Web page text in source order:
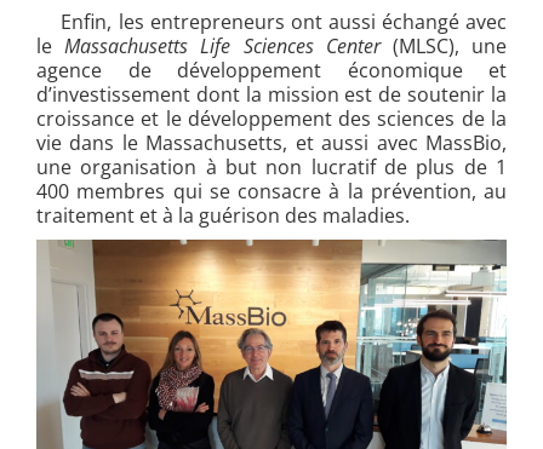
Enfin, les entrepreneurs ont aussi échangé avec
le Massachusetts Life Sciences Center(MLSC), une
agence de développement économique et
d’investissement dont la mission est de soutenir la
croissance et le développement des sciences de la
vie dans le Massachusetts, et aussi avec MassBio,
une organisation à but non lucratif de plus de 1
400 membres qui se consacre à la prévention, au
traitement et à la guérison des maladies.